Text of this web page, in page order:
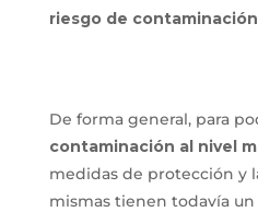
riesgo de
De forma general, para
contaminación al nivel
medidas de protección y
mismas tienen todavía